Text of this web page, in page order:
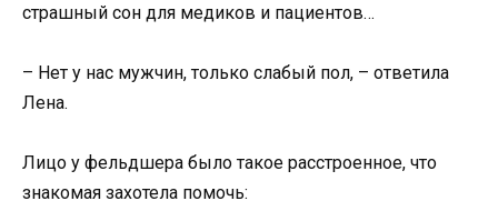
страшный сон для медиков и пациентов…
– Нет у нас мужчин, только слабый пол, – ответила
Лена.
Лицо у фельдшера было такое расстроенное, что
знакомая захотела помочь: